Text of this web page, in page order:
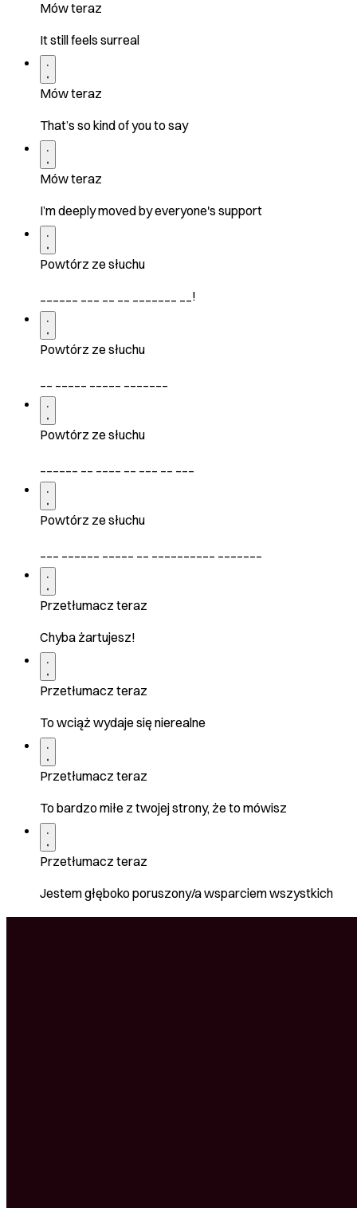
Mów teraz
It still feels surreal
Mów teraz
That’s so kind of you to say
Mów teraz
I’m deeply moved by everyone's support
Powtórz ze słuchu
______ ___ __ __ _______ __!
Powtórz ze słuchu
Powtórz ze słuchu
Powtórz ze słuchu
Przetłumacz teraz
Chyba żartujesz!
Przetłumacz teraz
To wciąż wydaje się nierealne
Przetłumacz teraz
To bardzo miłe z twojej strony, że to mówisz
Przetłumacz teraz
Jestem głęboko poruszony/a wsparciem wszystkich